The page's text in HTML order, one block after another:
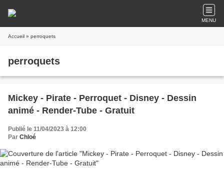
MENU
Accueil » perroquets
perroquets
Mickey - Pirate - Perroquet - Disney - Dessin
animé - Render-Tube - Gratuit
Publié le 11/04/2023 à 12:00
Par Chloé